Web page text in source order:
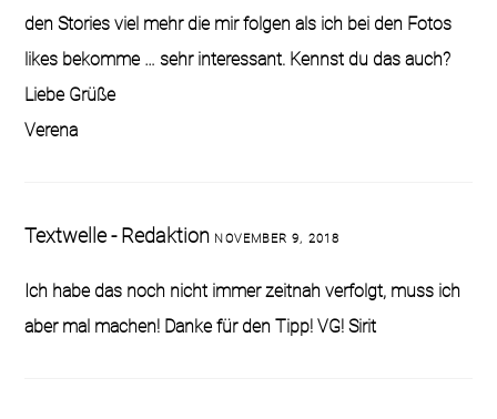
den Stories viel mehr die mir folgen als ich bei den Fotos
likes bekomme … sehr interessant. Kennst du das auch?
Liebe Grüße
Verena
Textwelle - Redaktion NOVEMBER 9, 2018
Ich habe das noch nicht immer zeitnah verfolgt, muss ich
aber mal machen! Danke für den Tipp! VG! Sirit